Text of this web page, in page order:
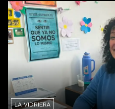
LA VIDRIERA